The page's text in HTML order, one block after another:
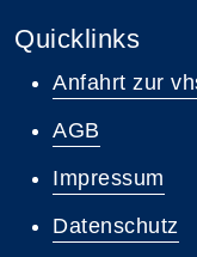
Quicklinks
Anfahrt zur
AGB
Impressum
Datenschutz